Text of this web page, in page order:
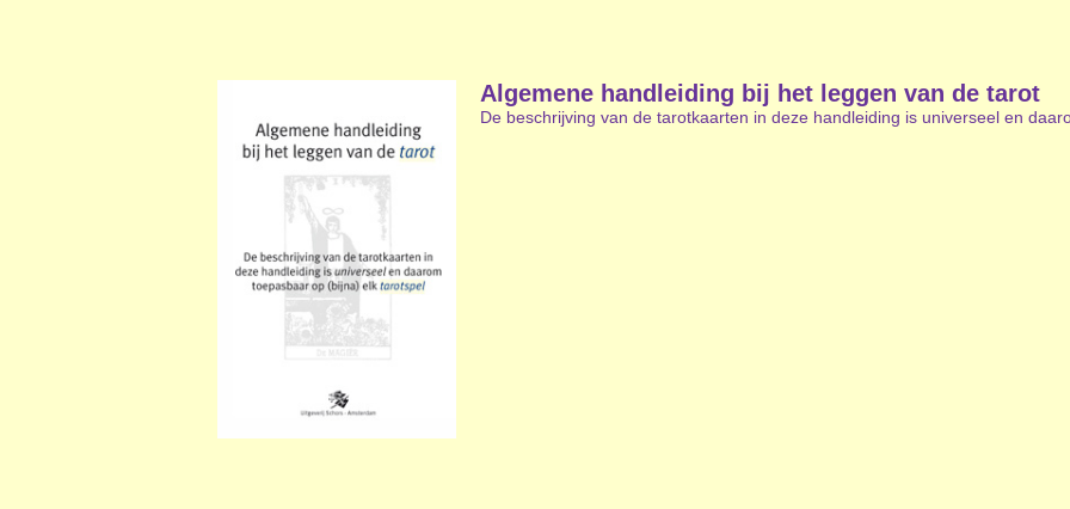
Algemene handleiding bij het leggen van de tarot
De beschrijving van de tarotkaarten in deze handleiding is universeel en